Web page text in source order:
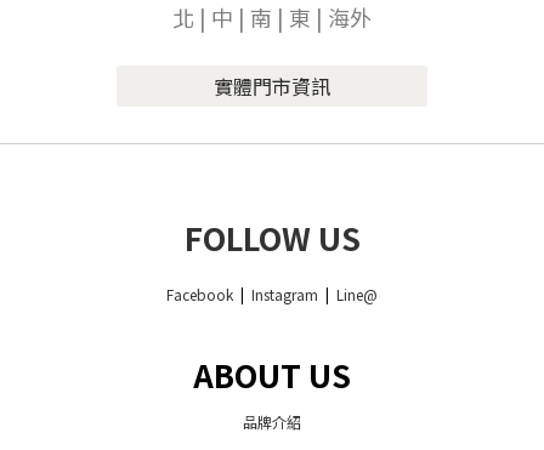
北 | 中 | 南 | 東 | 海外
實體門市資訊
FOLLOW US
Facebook | Instagram | Line@
ABOUT US
品牌介紹